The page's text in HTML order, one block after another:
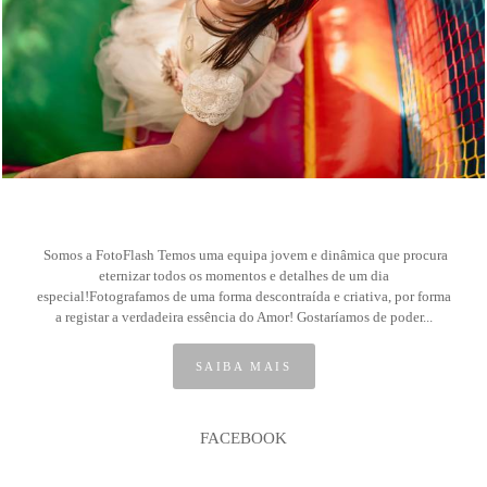
15
Somos a FotoFlash Temos uma equipa jovem e dinâmica que procura
eternizar todos os momentos e detalhes de um dia
especial!Fotografamos de uma forma descontraída e criativa, por forma
a registar a verdadeira essência do Amor! Gostaríamos de poder...
SAIBA MAIS
FACEBOOK